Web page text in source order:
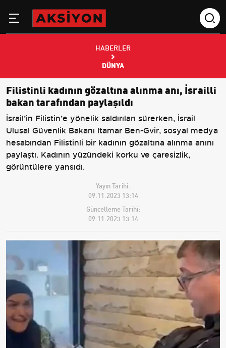
HABERLER
DÜNYA
Filistinli kadının gözaltına alınma anı, İsrailli
bakan tarafından paylaşıldı
İsrail’in Filistin’e yönelik saldırıları sürerken, İsrail
Ulusal Güvenlik Bakanı Itamar Ben-Gvir, sosyal medya
hesabından Filistinli bir kadının gözaltına alınma anını
paylaştı. Kadının yüzündeki korku ve çaresizlik,
görüntülere yansıdı.
Yayın Tarihi:
09.11.2023 13:14
Güncelleme Tarihi:
09.11.2023 13:14